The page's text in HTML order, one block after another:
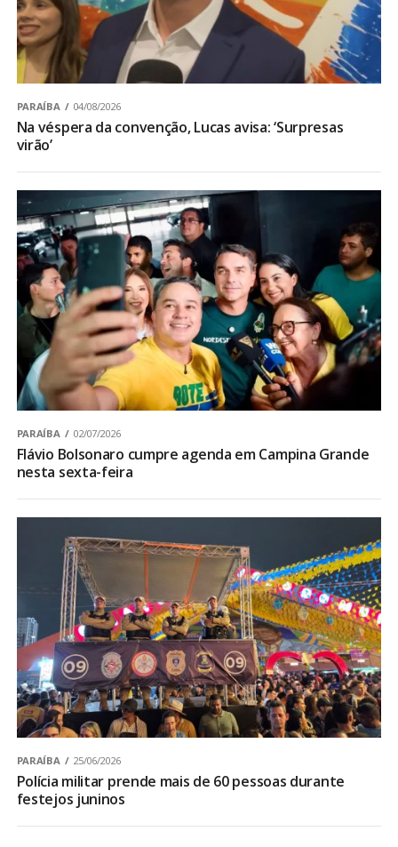
PARAÍBA 04/08/2026
Na véspera da convenção, Lucas avisa: ‘Surpresas
virão’
PARAÍBA 02/07/2026
Flávio Bolsonaro cumpre agenda em Campina Grande
nesta sexta-feira
PARAÍBA 25/06/2026
Polícia militar prende mais de 60 pessoas durante
festejos juninos